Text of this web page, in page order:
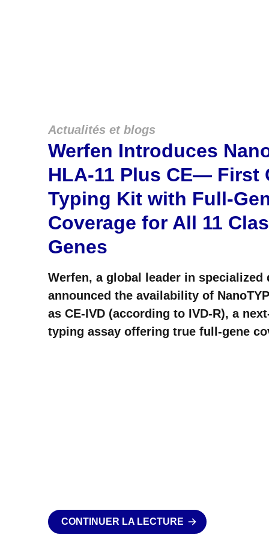
Actualités et blogs
Werfen Introduces
HLA-11 Plus CE— First
Typing Kit with Full-
Coverage for All 11
Genes
Werfen, a global leader in specialized
announced the availability of
as CE-IVD (according to IVD-R), a
typing assay offering true full-gene
CONTINUER LA LECTURE